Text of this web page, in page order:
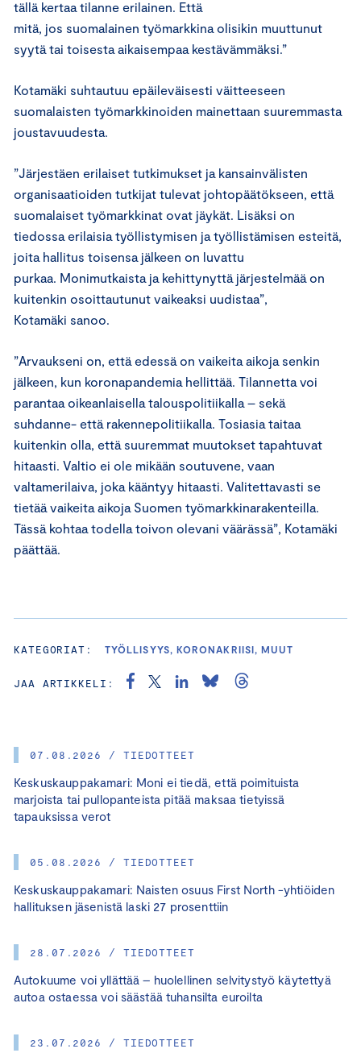
07.08.2026 / TIEDOTTEET
Keskuskauppakamari: Moni ei tiedä, että poimituista
marjoista tai pullopanteista pitää maksaa tietyissä
tapauksissa verot
05.08.2026 / TIEDOTTEET
Keskuskauppakamari: Naisten osuus First North -yhtiöiden
hallituksen jäsenistä laski 27 prosenttiin
28.07.2026 / TIEDOTTEET
Autokuume voi yllättää – huolellinen selvitystyö käytettyä
autoa ostaessa voi säästää tuhansilta euroilta
23.07.2026 / TIEDOTTEET
tällä kertaa tilanne erilainen. Että
mitä, jos suomalainen työmarkkina olisikin muuttunut
syytä tai toisesta aikaisempaa kestävämmäksi.”
Kotamäki suhtautuu epäileväisesti väitteeseen
suomalaisten työmarkkinoiden mainettaan suuremmasta
joustavuudesta.
”Järjestäen erilaiset tutkimukset ja kansainvälisten
organisaatioiden tutkijat tulevat johtopäätökseen, että
suomalaiset työmarkkinat ovat jäykät. Lisäksi on
tiedossa erilaisia työllistymisen ja työllistämisen esteitä,
joita hallitus toisensa jälkeen on luvattu
purkaa. Monimutkaista ja kehittynyttä järjestelmää on
kuitenkin osoittautunut vaikeaksi uudistaa”,
Kotamäki sanoo.
”Arvaukseni on, että edessä on vaikeita aikoja senkin
jälkeen, kun koronapandemia hellittää. Tilannetta voi
parantaa oikeanlaisella talouspolitiikalla – sekä
suhdanne- että rakennepolitiikalla. Tosiasia taitaa
kuitenkin olla, että suuremmat muutokset tapahtuvat
hitaasti. Valtio ei ole mikään soutuvene, vaan
valtamerilaiva, joka kääntyy hitaasti. Valitettavasti se
tietää vaikeita aikoja Suomen työmarkkinarakenteilla.
Tässä kohtaa todella toivon olevani väärässä”, Kotamäki
päättää.
KATEGORIAT: TYÖLLISYYS, KORONAKRIISI, MUUT
JAA ARTIKKELI: